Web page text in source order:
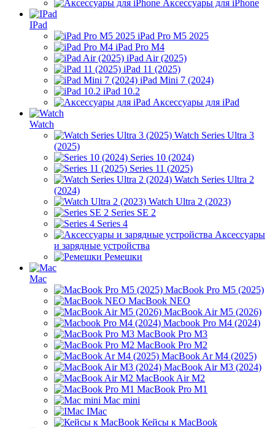
Аксессуары для iPhone
IPad
iPad Pro M5 2025
iPad Pro M4
iPad Air (2025)
iPad 11 (2025)
iPad Mini 7 (2024)
iPad 10.2
Аксессуары для iPad
Watch
Watch Series Ultra 3
(2025)
Series 10 (2024)
Series 11 (2025)
Watch Series Ultra 2
(2024)
Watch Ultra 2 (2023)
Series SE 2
Series 4
Аксессуары
и зарядные устройства
Ремешки
Mac
MacBook Pro M5 (2025)
MacBook NEO
MacBook Air M5 (2026)
Macbook Pro M4 (2024)
MacBook Pro M3
MacBook Pro M2
MacBook Ar M4 (2025)
MacBook Air M3 (2024)
MacBook Air M2
MacBook Pro M1
Mac mini
IMac
Кейсы к MacBook